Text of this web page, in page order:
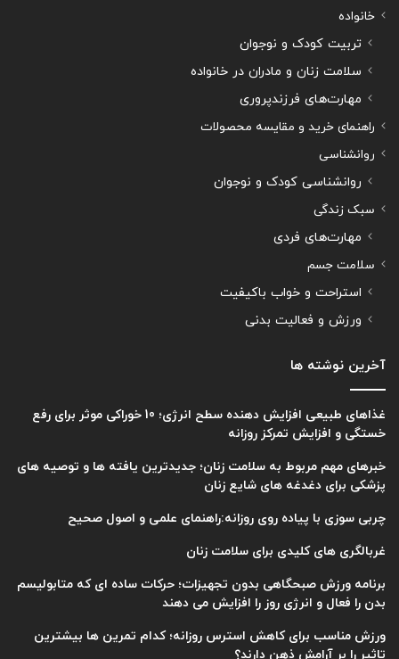
خانواده
تربیت کودک و نوجوان
سلامت زنان و مادران در خانواده
مهارت‌های فرزندپروری
راهنمای خرید و مقایسه محصولات
روانشناسی
روانشناسی کودک و نوجوان
سبک زندگی
مهارت‌های فردی
سلامت جسم
استراحت و خواب باکیفیت
ورزش و فعالیت بدنی
آخرین نوشته ها
غذاهای طبیعی افزایش دهنده سطح انرژی؛ 10 خوراکی موثر برای رفع
خستگی و افزایش تمرکز روزانه
خبرهای مهم مربوط به سلامت زنان؛ جدیدترین یافته ها و توصیه های
پزشکی برای دغدغه های شایع زنان
چربی سوزی با پیاده روی روزانه:راهنمای علمی و اصول صحیح
غربالگری های کلیدی برای سلامت زنان
برنامه ورزش صبحگاهی بدون تجهیزات؛ حرکات ساده ای که متابولیسم
بدن را فعال و انرژی روز را افزایش می دهند
ورزش مناسب برای کاهش استرس روزانه؛ کدام تمرین ها بیشترین
تاثیر را بر آرامش ذهن دارند؟